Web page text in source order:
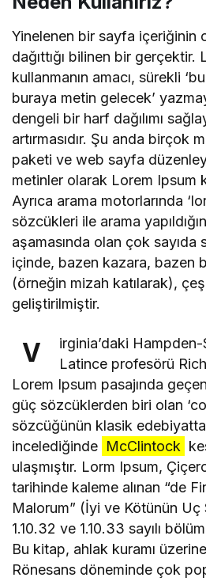
Yinelenen bir sayfa içeriğinin
dağıttığı bilinen bir gerçektir.
kullanmanın amacı, sürekli
buraya metin gelecek’
dengeli bir harf dağılımı
artırmasıdır. Şu anda birçok
paketi ve web sayfa
metinler olarak Lorem Ipsum
Ayrıca arama motorlarında
sözcükleri ile arama
aşamasında olan çok sayıda
içinde, bazen kazara, bazen
(örneğin mizah katılarak),
geliştirilmiştir.
V
irginia’daki
Latince profesörü
Lorem Ipsum pasajında
güç sözcüklerden biri olan
sözcüğünün klasik
incelediğinde McClintock
ulaşmıştır. Lorm Ipsum,
tarihinde kaleme alınan “de
Malorum” (İyi ve Kötünün Uç
1.10.32 ve 1.10.33 sayılı
Bu kitap, ahlak kuramı
Rönesans döneminde çok